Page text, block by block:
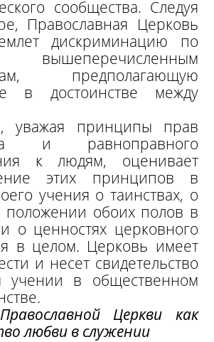
сообщества. Следуя
Православная Церковь
дискриминацию по
предполагающую
в достоинстве между
уважая принципы прав
и равноправного
к людям, оценивает
этих принципов в
учения о таинствах, о
положении обоих полов в
о ценностях церковного
в целом. Церковь имеет
и несет свидетельство
учении в общественном
Церкви как
любви в служении